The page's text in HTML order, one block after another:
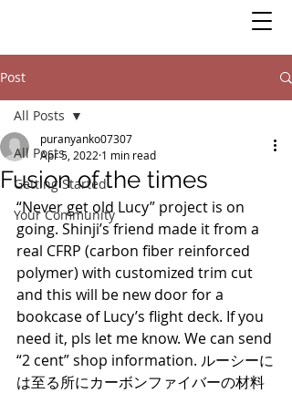
Post
All Posts
Getting Started
Your Community
All Posts
Fusion of the times
puranyanko07307
Apr 5, 2022 1 min read
“Never get old Lucy” project is on
going. Shinji’s friend made it from a
real CFRP (carbon fiber reinforced
polymer) with customized trim cut
and this will be new door for a
bookcase of Lucy’s flight deck. If you
need it, pls let me know. We can send
“2 cent” shop information. ルーシーに
は至る所にカーボンファイバーの材料